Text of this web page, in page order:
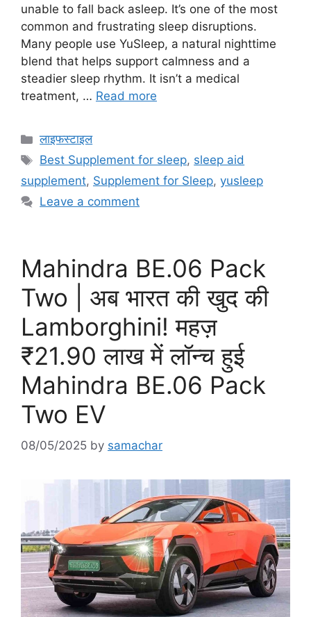
unable to fall back asleep. It’s one of the most
common and frustrating sleep disruptions.
Many people use YuSleep, a natural nighttime
blend that helps support calmness and a
steadier sleep rhythm. It isn’t a medical
treatment, … Read more
Categories
लाइफस्टाइल
Tags
Best Supplement for sleep, sleep aid
supplement, Supplement for Sleep, yusleep
Leave a comment
Mahindra BE.06 Pack
Two | अब भारत की खुद की
Lamborghini! महज़
₹21.90 लाख में लॉन्च हुई
Mahindra BE.06 Pack
Two EV
08/05/2025 by samachar